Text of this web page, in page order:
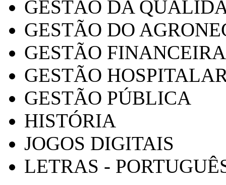
GESTÃO DA
GESTÃO DO
GESTÃO FINANCEIRA
GESTÃO
GESTÃO PÚBLICA
HISTÓRIA
JOGOS DIGITAIS
LETRAS -